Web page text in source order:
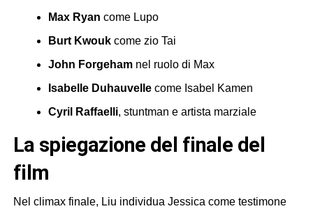
Max Ryan come Lupo
Burt Kwoukcome zio Tai
John Forgehamnel ruolo di Max
Isabelle Duhauvellecome Isabel Kamen
Cyril Raffaelli, stuntman e artista marziale
la spiegazione del finale del
film
Nel climax finale, Liu individua Jessica come testimone